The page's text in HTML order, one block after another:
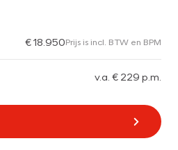
€ 18.950Prijs is incl. BTW en BPM
v.a. € 229 p.m.